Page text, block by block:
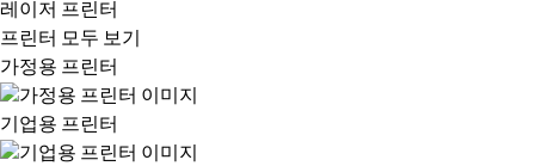
레이저 프린터
프린터 모두 보기
가정용 프린터
기업용 프린터